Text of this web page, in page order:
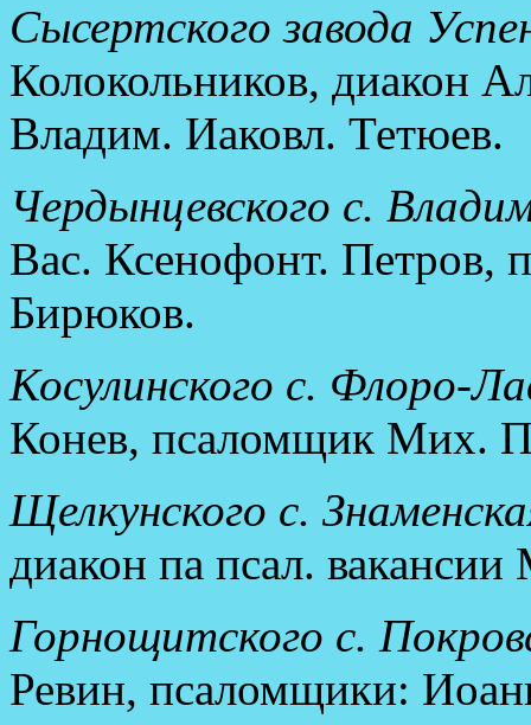
Сысертского завода
Колокольников, диакон
Владим. Иаковл. Тетюев.
Чердынцевского с.
Вас. Ксенофонт. Петров,
Бирюков.
Косулинского с. Флоро-
Конев, псаломщик Мих.
Щелкунского с.
диакон па псал.
Горнощитского с.
Ревин, псаломщики: